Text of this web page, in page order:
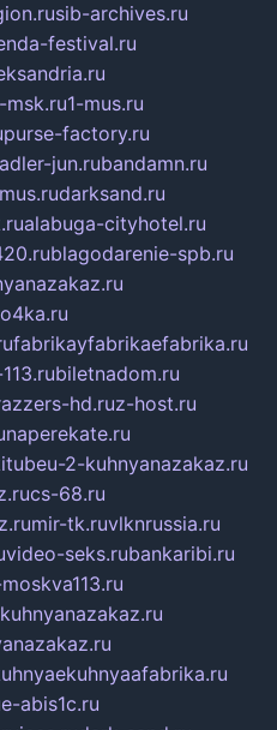
sib-archives.ru
festival.ru
msk.ru1-mus.ru
purse-factory.ru
adler-jun.rubandamn.ru
darksand.ru
alabuga-cityhotel.ru
blagodarenie-spb.ru
fabrikayfabrikaefabrika.ru
biletnadom.ru
hd.ruz-host.ru
naperekate.ru
2-kuhnyanazakaz.ru
cs-68.ru
mir-tk.ruvlknrussia.ru
video-seks.rubankaribi.ru
e-abis1c.ru